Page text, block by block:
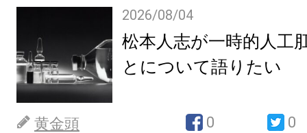
2026/08/04
松本人志が一時的人工
とについて語りたい
黄金頭 0 0